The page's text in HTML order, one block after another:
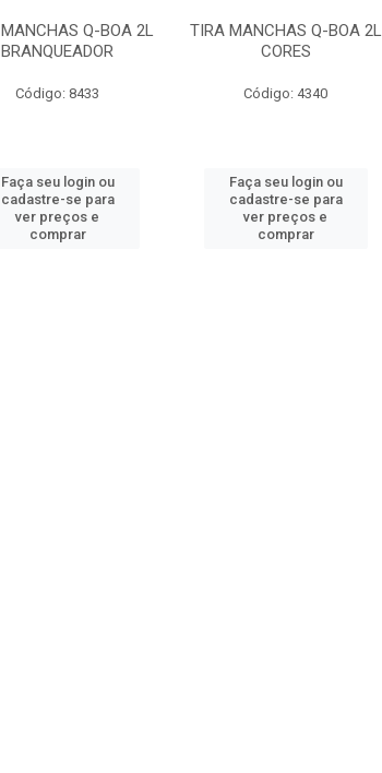
Q-BOA 2L
BRANQUEADOR
Código: 8433
Faça seu login ou
cadastre-se para
ver preços e
comprar
TIRA MANCHAS Q-BOA 2L
CORES
Código: 4340
Faça seu login ou
cadastre-se para
ver preços e
comprar